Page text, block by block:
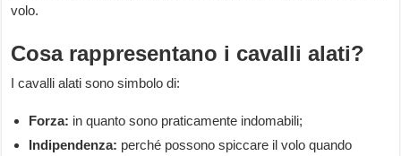
volo.
Cosa rappresentano i cavalli alati?
I cavalli alati sono simbolo di:
Forza: in quanto sono praticamente indomabili;
Indipendenza: perché possono spiccare il volo quando